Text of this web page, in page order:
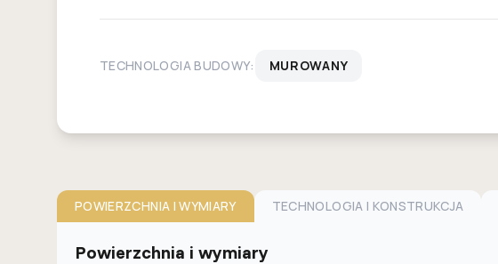
TECHNOLOGIA BUDOWY: MUROWANY
POWIERZCHNIA I WYMIARY TECHNOLOGIA I KONSTRUKCJA
Powierzchnia i wymiary